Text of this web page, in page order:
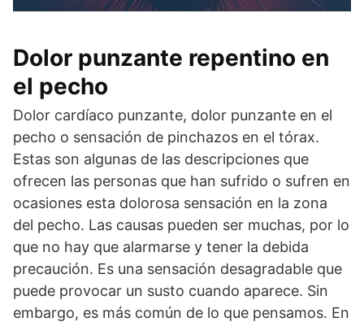
Dolor punzante repentino en
el pecho
Dolor cardíaco punzante, dolor punzante en el
pecho o sensación de pinchazos en el tórax.
Estas son algunas de las descripciones que
ofrecen las personas que han sufrido o sufren en
ocasiones esta dolorosa sensación en la zona
del pecho. Las causas pueden ser muchas, por lo
que no hay que alarmarse y tener la debida
precaución. Es una sensación desagradable que
puede provocar un susto cuando aparece. Sin
embargo, es más común de lo que pensamos. En